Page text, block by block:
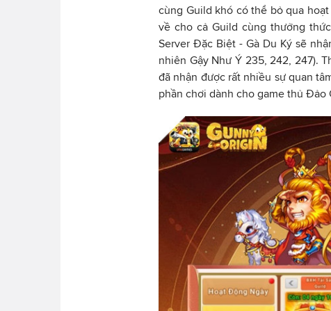
cùng Guild khó có thể bỏ qua
về cho cả Guild cùng thưởng
Server Đặc Biệt - Gà Du Ký sẽ
nhiên Gậy Như Ý 235, 242, 247).
đã nhận được rất nhiều sự quan
phần chơi dành cho game thủ Đảo